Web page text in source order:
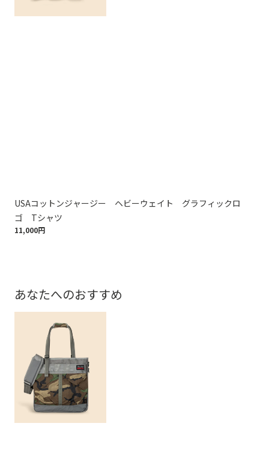
USAコットンジャージー ヘビーウェイト グラフィックロ
ゴ Tシャツ
11,000円
あなたへのおすすめ